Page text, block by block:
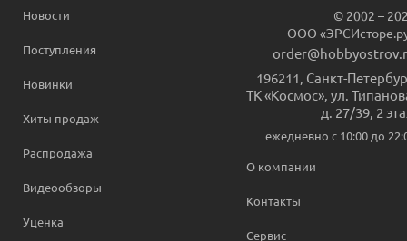
Новости
Поступления
Новинки
Хиты продаж
Распродажа
Видеообзоры
Уценка
© 2002 –
ООО
196211, Санкт-
ТК «Космос», ул.
д. 27/39, 2
ежедневно c 10:00 до
О компании
Контакты
Сервис